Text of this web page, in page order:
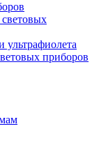
ультрафиолета
приборов